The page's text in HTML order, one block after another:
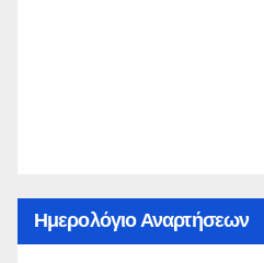
Ημερολόγιο Αναρτήσεων